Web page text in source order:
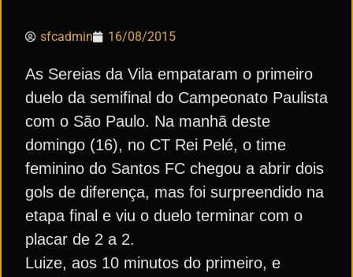
sfcadmin 16/08/2015
As Sereias da Vila empataram o primeiro
duelo da semifinal do Campeonato Paulista
com o São Paulo. Na manhã deste
domingo (16), no CT Rei Pelé, o time
feminino do Santos FC chegou a abrir dois
gols de diferença, mas foi surpreendido na
etapa final e viu o duelo terminar com o
placar de 2 a 2.
Luize, aos 10 minutos do primeiro, e